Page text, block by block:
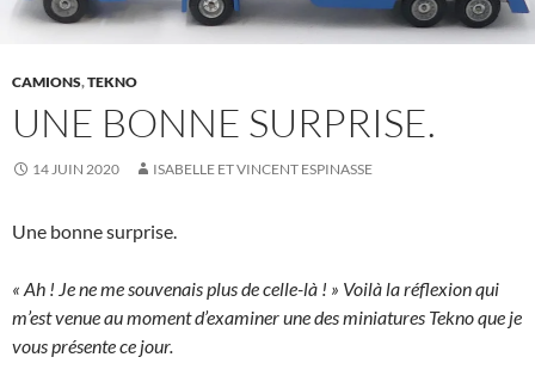
CAMIONS,TEKNO
UNE BONNE SURPRISE.
14 JUIN 2020 ISABELLE ET VINCENT ESPINASSE
Une bonne surprise.
« Ah ! Je ne me souvenais plus de celle-là ! » Voilà la réflexion qui
m’est venue au moment d’examiner une des miniatures Tekno que je
vous présente ce jour.